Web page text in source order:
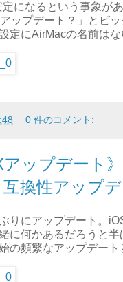
になるという事象が
アップデート？」とビ
定にAirMacの名前はな
0 件のコメント:
アップデート
互換性アップ
りにアップデート。
に何かあるだろうと
の頻繁なアップデート